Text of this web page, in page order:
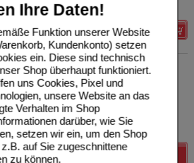
Ihre Daten!
Funktion unserer Website
Kundenkonto) setzen
ein. Diese sind technisch
Shop überhaupt funktioniert.
uns Cookies, Pixel und
unsere Website an das
Verhalten im Shop
darüber, wie Sie
setzen wir ein, um den Shop
auf Sie zugeschnittene
zu können.
zzgl. BK****
Details
Kirsch-Aronia zuckerfr.Plv.
UVP**
Unser Preis*
Sie sparen
Grundpreis
51,00 €